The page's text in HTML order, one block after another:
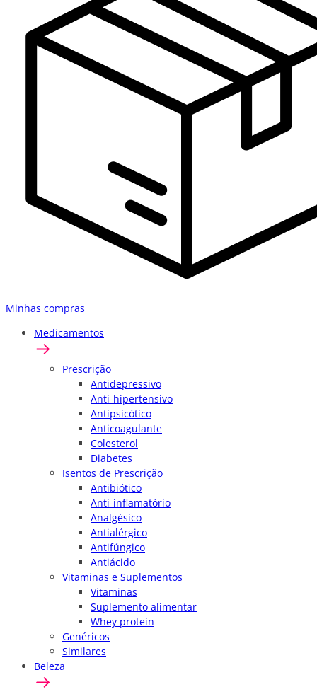
Minhas compras
Medicamentos
Prescrição
Antidepressivo
Anti-hipertensivo
Antipsicótico
Anticoagulante
Colesterol
Diabetes
Isentos de Prescrição
Antibiótico
Anti-inflamatório
Analgésico
Antialérgico
Antifúngico
Antiácido
Vitaminas e Suplementos
Vitaminas
Suplemento alimentar
Whey protein
Genéricos
Similares
Beleza